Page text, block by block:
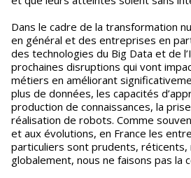
Dans le cadre de la transformation
en général et des entreprises en
des technologies du Big Data et de
prochaines disruptions qui vont
métiers en améliorant
plus de données, les capacités
production de connaissances, la
réalisation de robots. Comme
et aux évolutions, en France les
particuliers sont prudents,
globalement, nous ne faisons pas la